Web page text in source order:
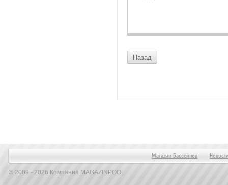
Назад
Магазин Бассейнов
© 2009 - 2026 Компания MAGAZINPOOL